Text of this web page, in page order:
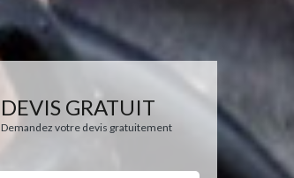
DEVIS GRATUIT
Demandez votre devis gratuitement